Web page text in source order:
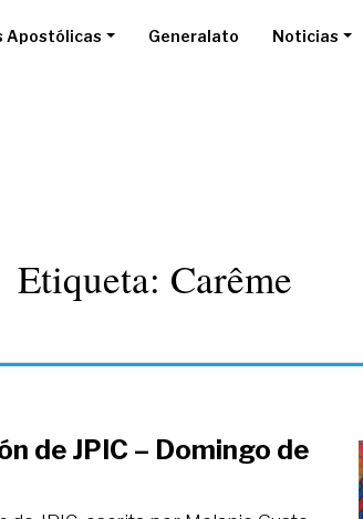
Apostólicas Generalato Noticias
Etiqueta: Carême
de JPIC – Domingo de